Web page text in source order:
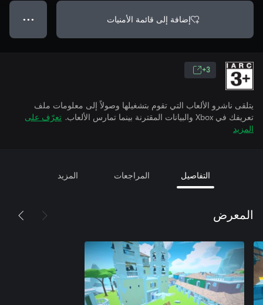
إضافة إلى قائمة الأمنيات ● ● ●
3+
يتلقى ناشرو الألعاب التي تقوم بتشغيلها وصولاً إلى معلومات ملف
تعريفك في Xbox والبيانات المقترنة بينما تمارس الألعاب.
تعرّف على
المزيد
التفاصيل المراجعات المزيد
المعرض